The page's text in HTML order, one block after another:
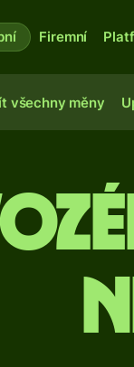
Firemní
všechny měny